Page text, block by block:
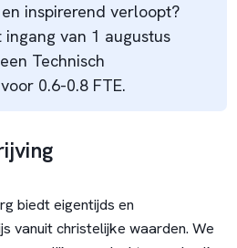
inspirerend verloopt?
van 1 augustus
Technisch
0.6-0.8 FTE.
biedt eigentijds en
vanuit christelijke waarden. We